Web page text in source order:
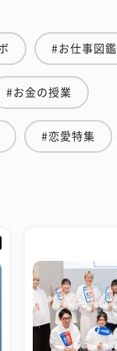
#お仕事図鑑
#お金の授業
#恋愛特集